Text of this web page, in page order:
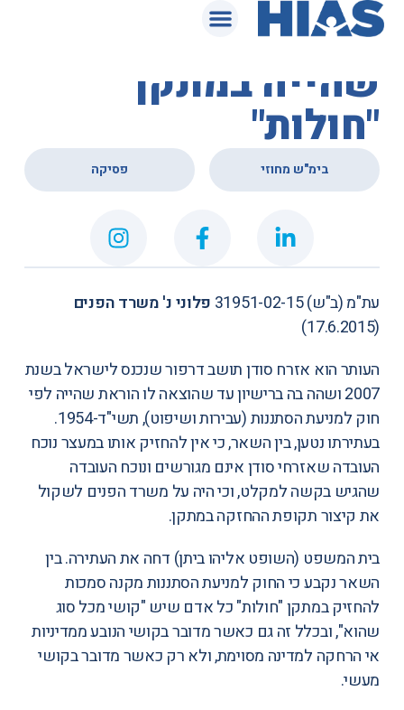
המאגר המשפטי
אישור הוראת
שהייה במתקן
"חולות"
בימ"ש מחוזי פסיקה
עת"מ (ב"ש) 31951-02-15
פלוני נ' משרד הפנים
(17.6.2015)
העותר הוא אזרח סודן תושב דרפור שנכנס לישראל בשנת
2007 ושהה בה ברישיון עד שהוצאה לו הוראת שהייה לפי
חוק למניעת הסתננות (עבירות ושיפוט), תשי"ד-1954.
בעתירתו נטען, בין השאר, כי אין להחזיק אותו במעצר נוכח
העובדה שאזרחי סודן אינם מגורשים ונוכח העובדה
שהגיש בקשה למקלט, וכי היה על משרד הפנים לשקול
את קיצור תקופת ההחזקה במתקן.
בית המשפט (השופט אליהו ביתן) דחה את העתירה. בין
השאר נקבע כי החוק למניעת הסתננות מקנה סמכות
להחזיק במתקן "חולות" כל אדם שיש "קושי מכל סוג
שהוא", ובכלל זה גם כאשר מדובר בקושי הנובע ממדיניות
אי הרחקה למדינה מסוימת, ולא רק כאשר מדובר בקושי
מעשי.